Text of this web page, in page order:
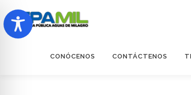
al
contenido
CONÓCENOS CONTÁCTENOS